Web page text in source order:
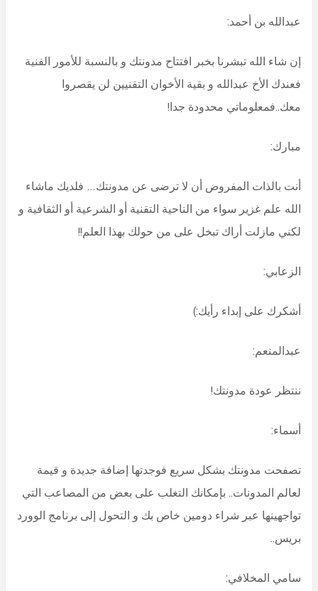
عبدالله بن أحمد:
إن شاء الله تبشرنا بخبر افتتاح مدونتك و بالنسبة للأمور الفنية
فعندك الأخ عبدالله و بقية الأخوان التقنيين لن يقصروا
معك..فمعلوماتي محدودة جدا!
مبارك:
أنت بالذات المفروض أن لا ترضى عن مدونتك… فلديك ماشاء
الله علم غزير سواء من الناحية التقنية أو الشرعية أو الثقافية و
لكني مازلت أراك تبخل على من حولك بهذا العلم!!
الزعابي:
أشكرك على إبداء رأيك:)
عبدالمنعم:
ننتظر عودة مدونتك!
أسماء:
تصفحت مدونتك بشكل سريع فوجدتها إضافة جديدة و قيمة
لعالم المدونات.. بإمكانك التغلب على بعض من المصاعب التي
تواجهينها عبر شراء دومين خاص بك و التحول إلى برنامج الوورد
بريس..
سامي المخلافي: